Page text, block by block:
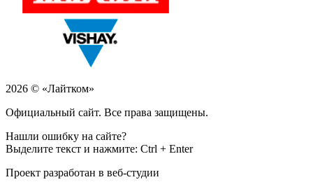
2026 © «Лайтком»
Официальный сайт. Все права защищены.
Нашли ошибку на сайте?
Выделите текст и нажмите: Ctrl + Enter
Проект разработан в веб-студии